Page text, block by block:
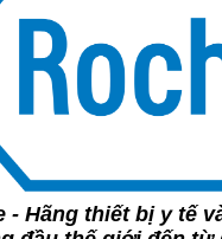
- Hãng thiết bị y tế